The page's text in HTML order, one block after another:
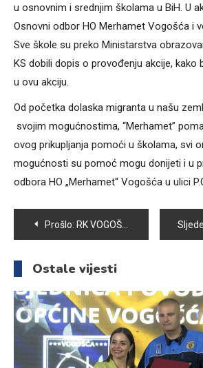
u osnovnim i srednjim školama u BiH. U
Osnovni odbor HO Merhamet Vogošća i
Sve škole su preko Ministarstva
KS dobili dopis o provođenju akcije, kako
u ovu akciju.
Od početka dolaska migranta u našu
svojim mogućnostima, “Merhamet”
ovog prikupljanja pomoći u školama, svi
mogućnosti su pomoć mogu donijeti i u
odbora HO „Merhamet“ Vogošća u ulici
Navigacija
članaka
Prošlo: RK VOGOŠĆA POLJINE HILLS: SVI NA RUKOMET U SUBOTU U 20 SATI
Ostale vijesti